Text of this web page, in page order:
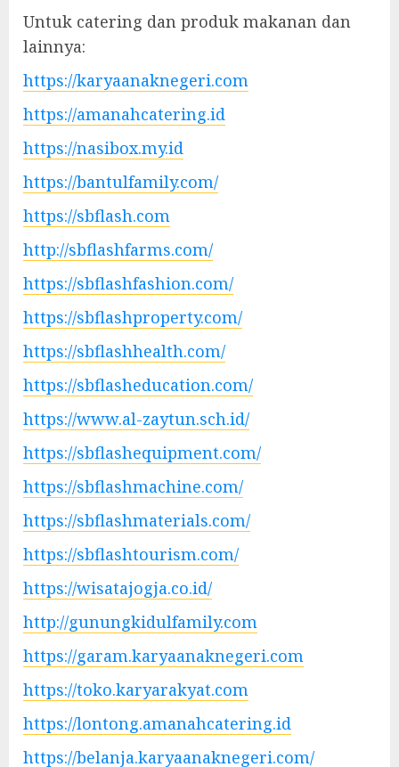
Untuk catering dan produk makanan dan
lainnya:
https://karyaanaknegeri.com
https://amanahcatering.id
https://nasibox.my.id
https://bantulfamily.com/
https://sbflash.com
http://sbflashfarms.com/
https://sbflashfashion.com/
https://sbflashproperty.com/
https://sbflashhealth.com/
https://sbflasheducation.com/
https://www.al-zaytun.sch.id/
https://sbflashequipment.com/
https://sbflashmachine.com/
https://sbflashmaterials.com/
https://sbflashtourism.com/
https://wisatajogja.co.id/
http://gunungkidulfamily.com
https://garam.karyaanaknegeri.com
https://toko.karyarakyat.com
https://lontong.amanahcatering.id
https://belanja.karyaanaknegeri.com/